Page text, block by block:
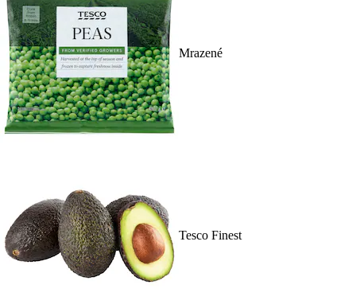
Mrazené
Tesco Finest